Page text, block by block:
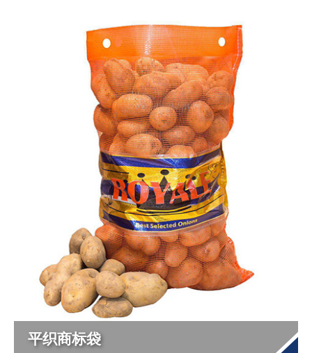
平织商标袋